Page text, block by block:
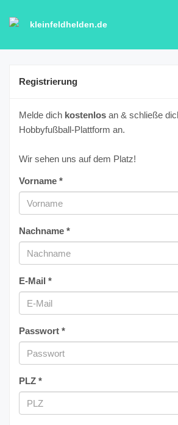
kleinfeldhelden.de
Registrierung
Melde dich kostenlos an & schließe
Hobbyfußball-Plattform an.
Wir sehen uns auf dem Platz!
Vorname *
Nachname *
E-Mail *
Passwort *
PLZ *